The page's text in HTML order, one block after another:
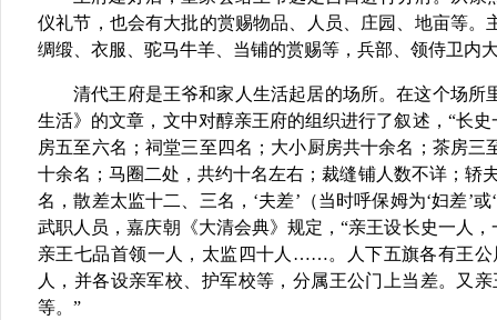
仪礼节，也会有大批的赏赐物品、人员、庄园、地亩等
绸缎、衣服、驼马牛羊、当铺的赏赐等，兵部、领侍卫内
清代王府是王爷和家人生活起居的场所。在这个场
生活》的文章，文中对醇亲王府的组织进行了叙述，“长
房五至六名；祠堂三至四名；大小厨房共十余名；茶房
十余名；马圈二处，共约十名左右；裁缝铺人数不详；轿
名，散差太监十二、三名，‘夫差’（当时呼保姆为‘妇差’
武职人员，嘉庆朝《大清会典》规定，“亲王设长史一人
亲王七品首领一人，太监四十人……。人下五旗各有王公
人，并各设亲军校、护军校等，分属王公门上当差。又
等。”